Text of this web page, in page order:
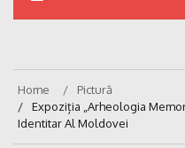
Home
Pictură
Expoziția „Arheologia
Identitar Al Moldovei